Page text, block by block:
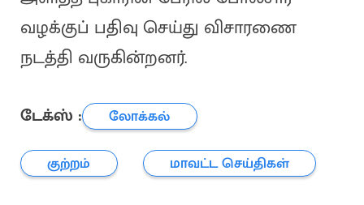
வழக்குப் பதிவு செய்து விசாரணை
நடத்தி வருகின்றனர்.
டேக்ஸ் :
லோக்கல்
குற்றம்
மாவட்ட செய்திகள்